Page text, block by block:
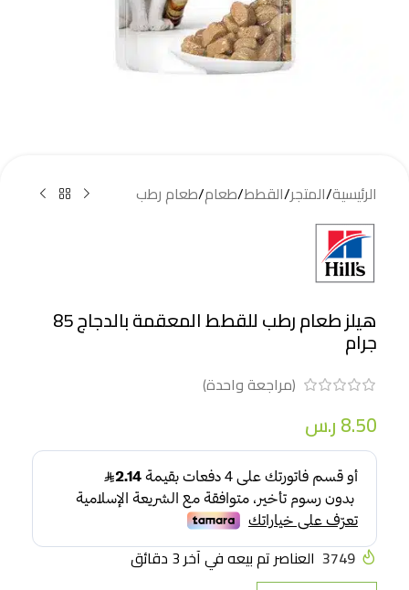
الرئيسية/المتجر/القطط/طعام/طعام رطب
هيلز طعام رطب للقطط المعقمة بالدجاج 85
جرام
(مراجعة واحدة)
8.50ر.س
3749 العناصر تم بيعه في آخر 3 دقائق